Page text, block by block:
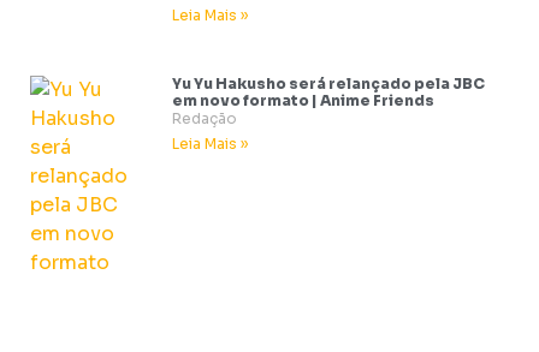
Leia Mais »
Yu Yu Hakusho será relançado pela JBC
em novo formato | Anime Friends
Redação
Leia Mais »